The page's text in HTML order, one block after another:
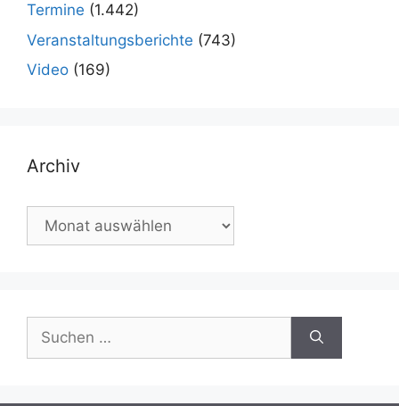
Termine (1.442)
Veranstaltungsberichte (743)
Video (169)
Archiv
Archiv
Suchen
nach: